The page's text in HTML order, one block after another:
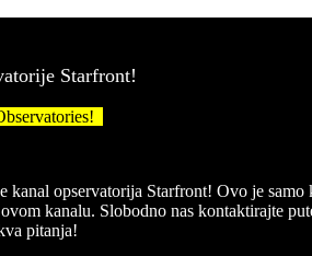
Starfront!
kanal opservatorija Starfront! Ovo je
kanalu. Slobodno nas kontaktirajte
pitanja!